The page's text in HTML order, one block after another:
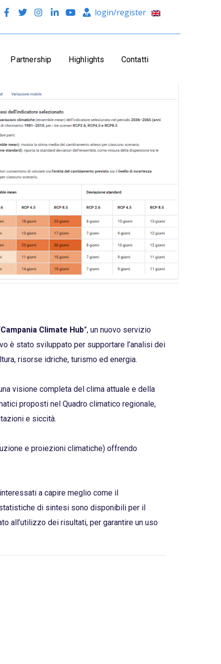
login/register
Partnership Highlights Contatti
Campania Climate Hub”, un nuovo servizio
è stato sviluppato per supportare l’analisi dei
risorse idriche, turismo ed energia.
visione completa del clima attuale e della
proposti nel Quadro climatico regionale,
e siccità.
e proiezioni climatiche) offrendo
a capire meglio come il
di sintesi sono disponibili per il
all’utilizzo dei risultati, per garantire un uso